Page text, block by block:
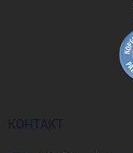
КОНТАКТ